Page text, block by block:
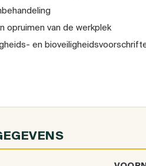
opruimen van de werkplek
en